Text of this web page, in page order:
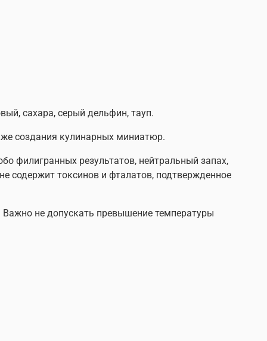
сахара, серый дельфин, тауп.
создания кулинарных миниатюр.
филигранных результатов, нейтральный запах,
содержит токсинов и фталатов, подтвержденное
Важно не допускать превышение температуры